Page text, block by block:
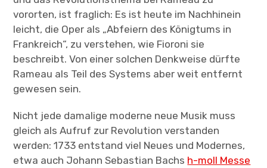
vororten, ist fraglich: Es ist heute im Nachhinein
leicht, die Oper als „Abfeiern des Königtums in
Frankreich“, zu verstehen, wie Fioroni sie
beschreibt. Von einer solchen Denkweise dürfte
Rameau als Teil des Systems aber weit entfernt
gewesen sein.
Nicht jede damalige moderne neue Musik muss
gleich als Aufruf zur Revolution verstanden
werden: 1733 entstand viel Neues und Modernes,
etwa auch Johann Sebastian Bachs h-moll Messe